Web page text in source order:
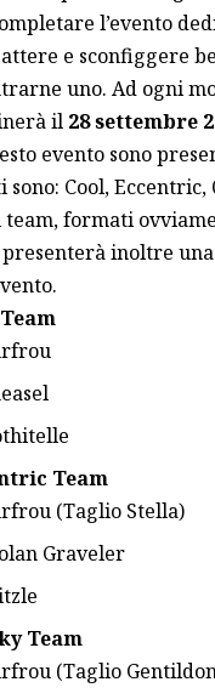
l’evento
e sconfiggere
uno. Ad ogni
il28 settembre
evento sono
sono: Cool,
formati
inoltre una
Team
(Taglio Stella)
Graveler
Team
(Taglio